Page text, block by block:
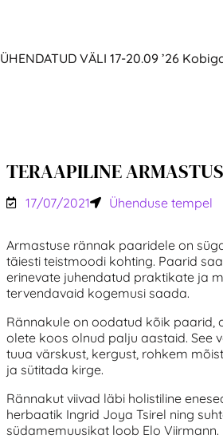
ÜHENDATUD VÄLI 17-20.09 ’26
TERAAPILINE
17/07/2021 Ühenduse tempel
Armastuse rännak paaridele on
täiesti teistmoodi kohting. Paarid
erinevate juhendatud praktikate ja
tervendavaid kogemusi saada.
Rännakule on oodatud kõik paarid,
olete koos olnud palju aastaid. See
tuua värskust, kergust, rohkem
ja sütitada kirge.
Rännakut viivad läbi holistiline
herbaatik Ingrid Joya Tsirel ning
südamemuusikat loob Elo Viirmann.